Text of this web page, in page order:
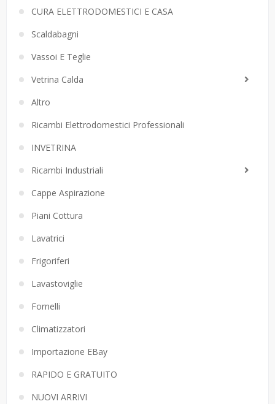
CURA ELETTRODOMESTICI E CASA
Scaldabagni
Vassoi E Teglie
Vetrina Calda
Altro
Ricambi Elettrodomestici Professionali
INVETRINA
Ricambi Industriali
Cappe Aspirazione
Piani Cottura
Lavatrici
Frigoriferi
Lavastoviglie
Fornelli
Climatizzatori
Importazione EBay
RAPIDO E GRATUITO
NUOVI ARRIVI